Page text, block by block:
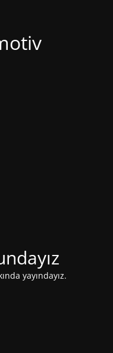
yayındayız.